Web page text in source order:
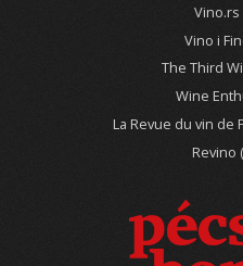
Vino.rs
Vino i
The Third
Wine
La Revue du vin de
Revino